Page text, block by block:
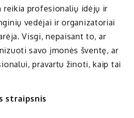
reikia profesionalių idėjų ir
vedėjai ir organizatoriai
Visgi, nepaisant to, ar
savo įmonės šventę, ar
pravartu žinoti, kaip tai
straipsnis